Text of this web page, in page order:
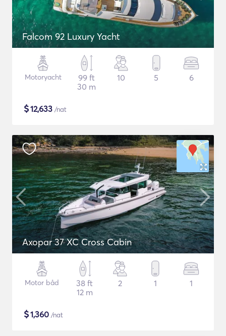
Falcom 92 Luxury Yacht
Motoryacht
99 ft
30 m
10 5 6
$12,633 /nat
Axopar 37 XC Cross Cabin
Motor båd
38 ft
12 m
2 1 1
$1,360 /nat